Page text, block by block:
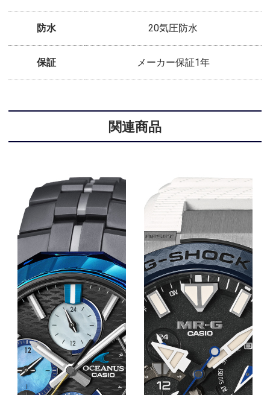
防水 20気圧防水
保証 メーカー保証1年
関連商品